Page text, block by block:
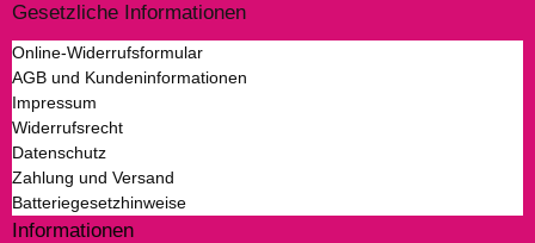
Gesetzliche Informationen
Online-Widerrufsformular
AGB und Kundeninformationen
Impressum
Widerrufsrecht
Datenschutz
Zahlung und Versand
Batteriegesetzhinweise
Informationen